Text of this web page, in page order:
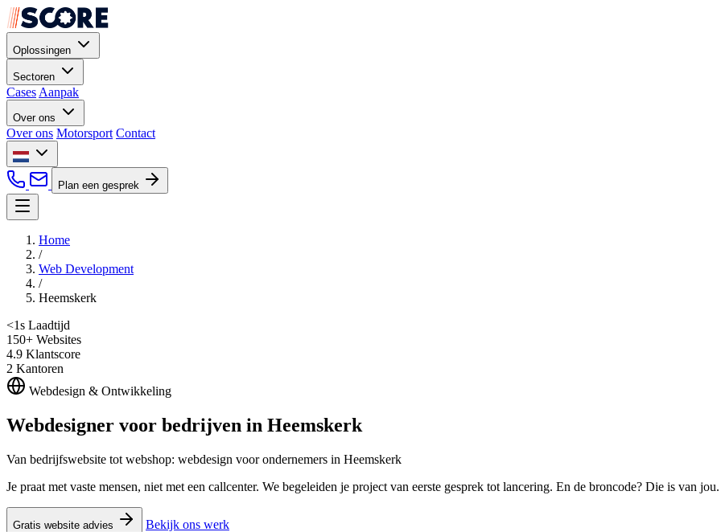
Oplossingen
Sectoren
Cases Aanpak
Over ons
Over ons Motorsport Contact
Plan een gesprek
Home
/
Web Development
/
Heemskerk
<1s Laadtijd
150+ Websites
4.9 Klantscore
2 Kantoren
Webdesign & Ontwikkeling
Webdesigner voor bedrijven in Heemskerk
Van bedrijfswebsite tot webshop: webdesign voor ondernemers in Heemskerk
Je praat met vaste mensen, niet met een callcenter. We begeleiden je project van eerste gesprek tot lancering. En de broncode? Die is van jou.
Gratis website advies Bekijk ons werk